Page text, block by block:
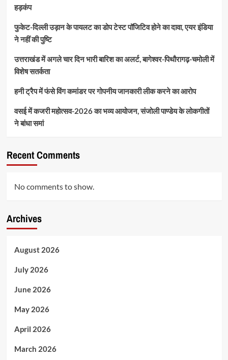
हड़कंप
फुकेट-दिल्ली उड़ान के पायलट का डोप टेस्ट पॉजिटिव होने का दावा, एयर इंडिया
ने नहीं की पुष्टि
उत्तराखंड में अगले चार दिन भारी बारिश का अलर्ट, बागेश्वर-पिथौरागढ़-चमोली में
विशेष सतर्कता
हनी ट्रैप में फंसे विंग कमांडर पर गोपनीय जानकारी लीक करने का आरोप
वसई में कजरी महोत्सव-2026 का भव्य आयोजन, संजोली पाण्डेय के लोकगीतों
ने बांधा समां
Recent Comments
No comments to show.
Archives
August 2026
July 2026
June 2026
May 2026
April 2026
March 2026